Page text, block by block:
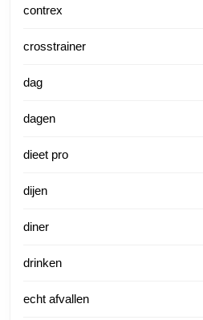
contrex
crosstrainer
dag
dagen
dieet pro
dijen
diner
drinken
echt afvallen